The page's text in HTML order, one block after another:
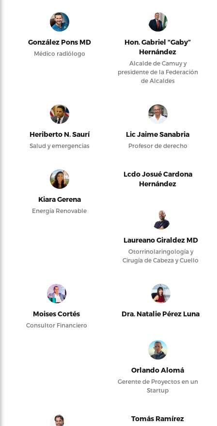
González Pons MD
Médico radiólogo
Hon. Gabriel “Gaby”
Hernández
Alcalde de Camuy y
presidente de la Federación
de Alcaldes
Heriberto N. Saurí
Salud y emergencias
Lic Jaime Sanabria
Profesor de derecho
Kiara Gerena
Energía Renovable
Lcdo Josué Cardona
Hernández
Laureano Giraldez MD
Otorrinolaringología y
Cirugía de Cabeza y Cuello
Moises Cortés
Consultor Financiero
Dra. Natalie Pérez Luna
Orlando Alomá
Gerente de Proyectos en un
Startup
Tomás Ramírez